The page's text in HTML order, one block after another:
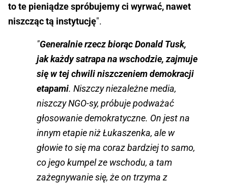
to te pieniądze spróbujemy ci wyrwać, nawet
niszcząc tą instytucję".
"Generalnie rzecz biorąc Donald Tusk,
jak każdy satrapa na wschodzie, zajmuje
się w tej chwili niszczeniem demokracji
etapami. Niszczy niezależne media,
niszczy NGO-sy, próbuje podważać
głosowanie demokratyczne. On jest na
innym etapie niż Łukaszenka, ale w
głowie to się ma coraz bardziej to samo,
co jego kumpel ze wschodu, a tam
zażegnywanie się, że on trzyma z